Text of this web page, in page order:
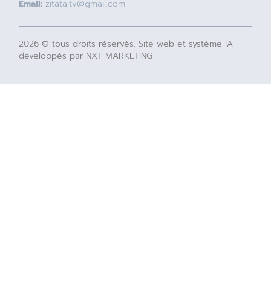
Email: zitata.tv@gmail.com
2026 © tous droits réservés. Site web et système IA
développés par NXT MARKETING